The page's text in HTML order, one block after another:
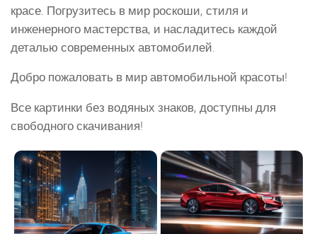
красе. Погрузитесь в мир роскоши, стиля и
инженерного мастерства, и насладитесь каждой
деталью современных автомобилей.
Добро пожаловать в мир автомобильной красоты!
Все картинки без водяных знаков, доступны для
свободного скачивания!